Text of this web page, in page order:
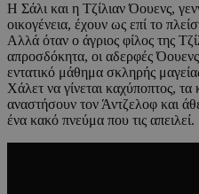
Η Σάλι και η Τζίλιαν Όουενς,
οικογένεια, έχουν ως επί το
Αλλά όταν ο άγριος φίλος της
απροσδόκητα, οι αδερφές
εντατικό μάθημα σκληρής
Χάλετ να γίνεται καχύποπτος, τα
αναστήσουν τον Άντζελοφ και
ένα κακό πνεύμα που τις απειλεί.